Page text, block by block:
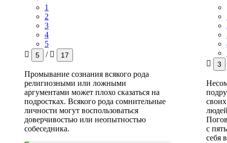
1
2
3
4
5
5 / 17
Промывание сознания всякого рода
религиозными или ложными
аргументами может плохо сказаться на
подростках. Всякого рода сомнительные
личности могут воспользоваться
доверчивостью или неопытностью
собеседника.
3
с
себя